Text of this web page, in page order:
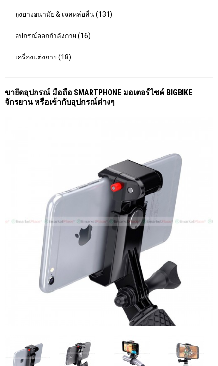
ถุงยางอนามัย & เจลหล่อลื่น (131)
อุปกรณ์ออกกำลังกาย (16)
เครื่องแต่งกาย (18)
ขายึดอุปกรณ์ มือถือ SMARTPHONE มอเตอร์ไซค์ BIGBIKE
จักรยาน หรือเข้ากับอุปกรณ์ต่างๆ